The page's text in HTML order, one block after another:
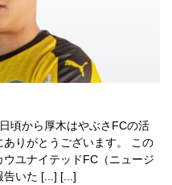
頃から厚木はやぶさFCの活
りがとうございます。 この
ユナイテッドFC（ニュージ
告いた [...] [...]